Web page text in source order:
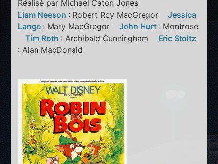
Réalisé par Michael Caton Jones
Liam Neeson : Robert Roy MacGregorJessica
Lange : Mary MacGregorJohn Hurt : Montrose
Tim Roth : Archibald Cunningham Eric Stoltz
: Alan MacDonald